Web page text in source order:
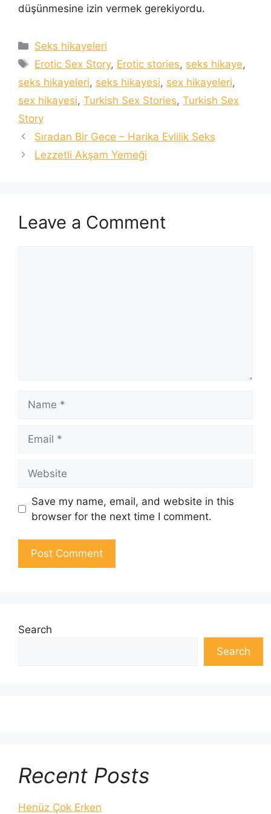
düşünmesine izin vermek gerekiyordu.
Categories
Seks hikayeleri
Tags
Erotic Sex Story, Erotic stories, seks hikaye,
seks hikayeleri, seks hikayesi, sex hikayeleri,
sex hikayesi, Turkish Sex Stories, Turkish Sex
Story
Sıradan Bir Gece – Harika Evlilik Seks
Lezzetli Akşam Yemeği
Leave a Comment
Save my name, email, and website in this
browser for the next time I comment.
Search
Search
Recent Posts
Henüz Çok Erken